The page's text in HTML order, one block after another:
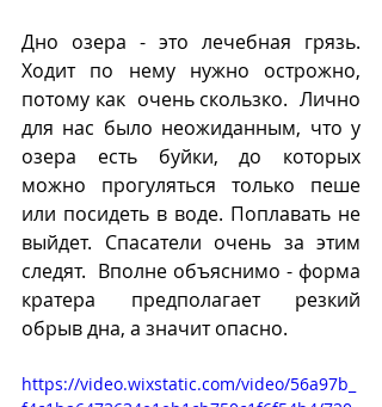
Дно озера - это лечебная грязь.
Ходит по нему нужно острожно,
потому как  очень скользко.  Лично
для нас было неожиданным, что у
озера есть буйки, до которых
можно прогуляться только пеше
или посидеть в воде. Поплавать не
выйдет. Спасатели очень за этим
следят.  Вполне объяснимо - форма
кратера предполагает резкий
обрыв дна, а значит опасно.
https://video.wixstatic.com/video/56a97b_